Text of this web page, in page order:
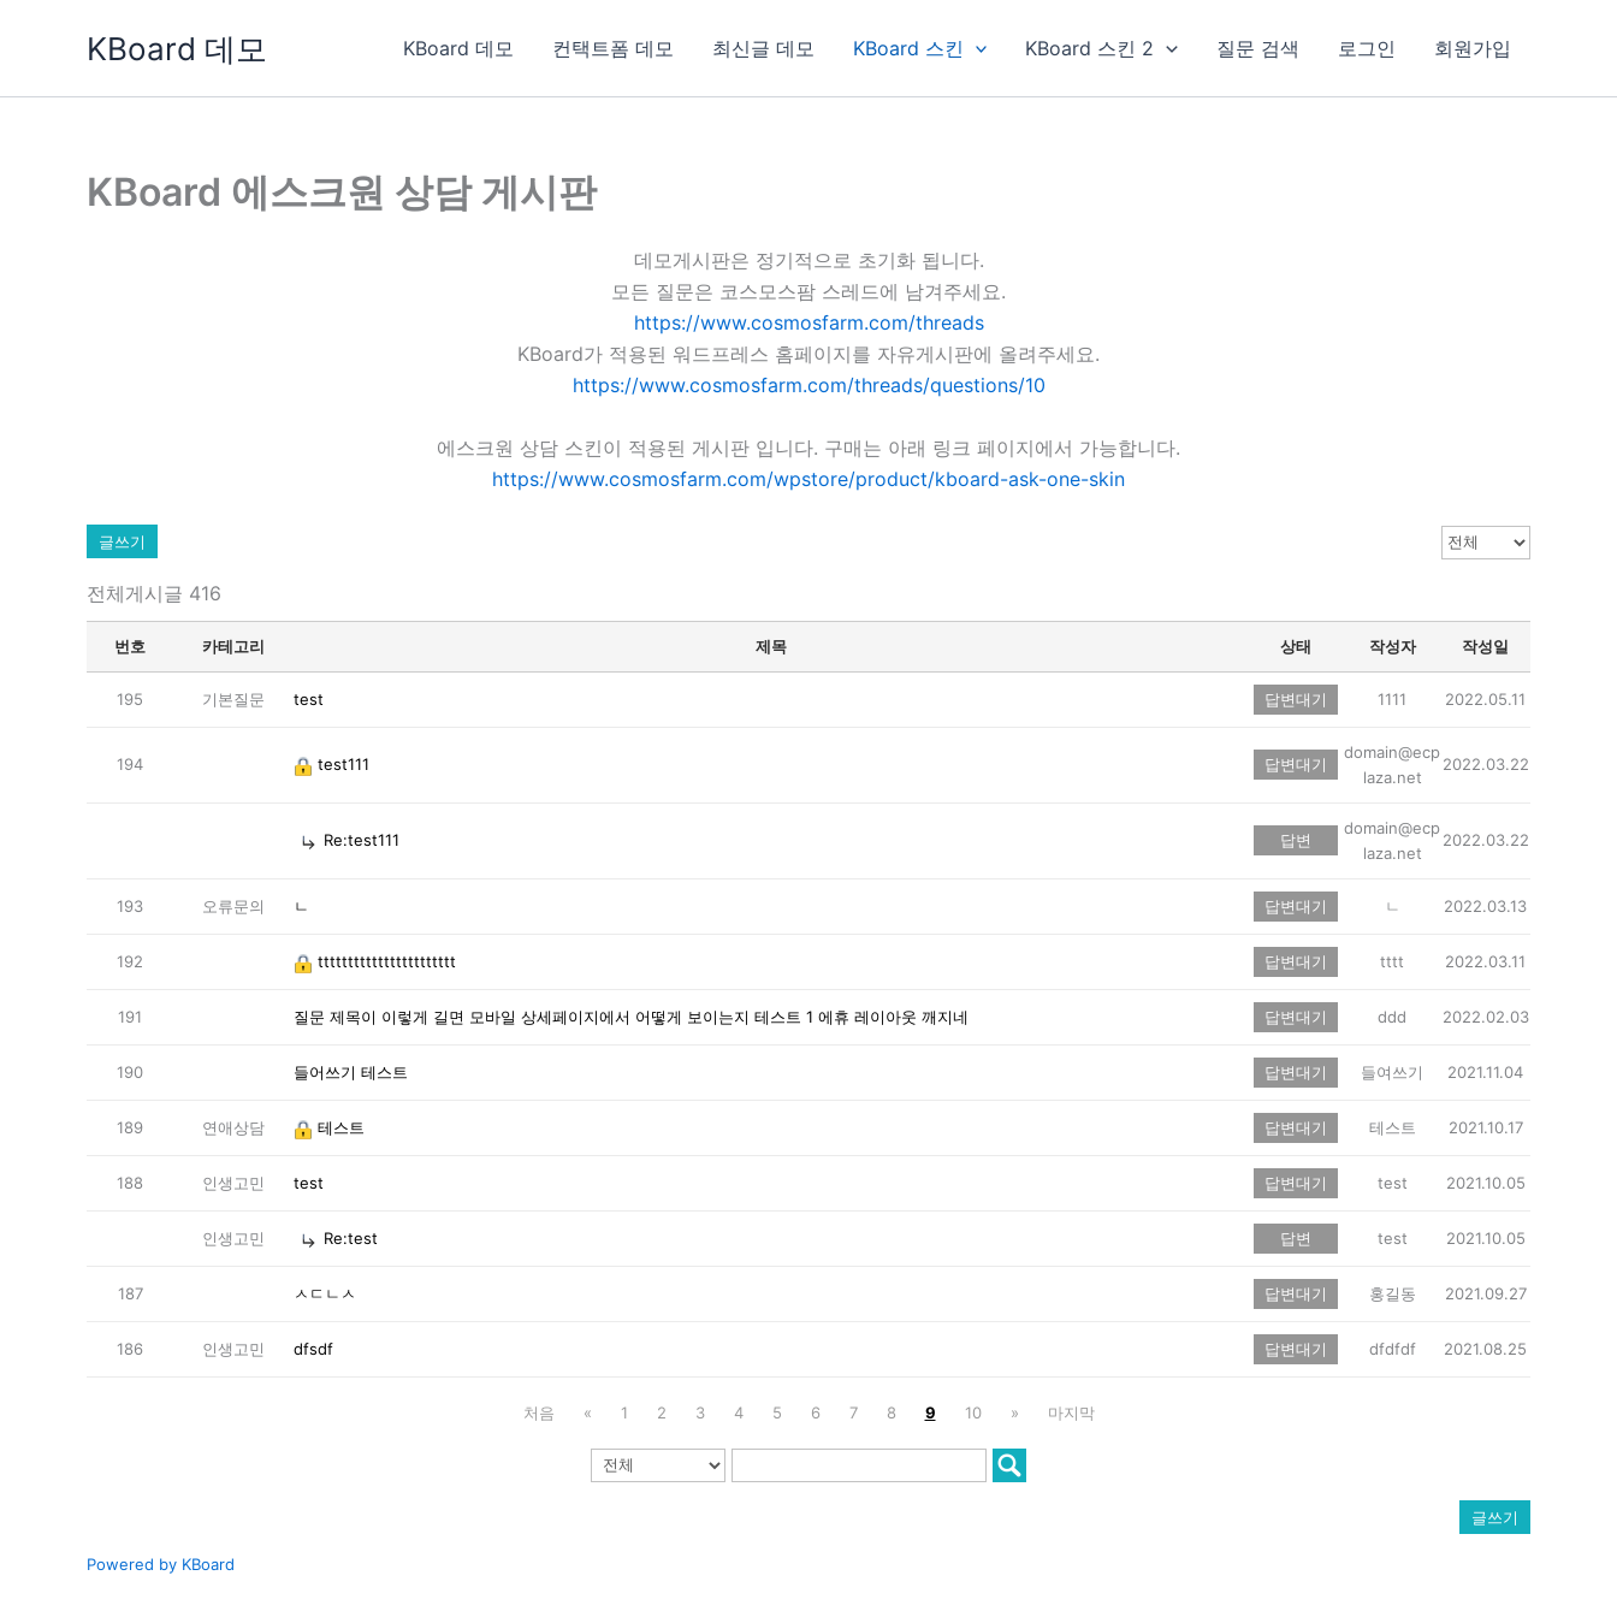
KBoard 데모 KBoard 데모 컨택트폼 데모 최신글 데모 KBoard 스킨 KBoard 스킨 2 질문 검색 로그인 회원가입
KBoard 에스크원 상담 게시판
데모게시판은 정기적으로 초기화 됩니다.
모든 질문은 코스모스팜 스레드에 남겨주세요.
https://www.cosmosfarm.com/threads
KBoard가 적용된 워드프레스 홈페이지를 자유게시판에 올려주세요.
https://www.cosmosfarm.com/threads/questions/10
에스크원 상담 스킨이 적용된 게시판 입니다. 구매는 아래 링크 페이지에서 가능합니다.
https://www.cosmosfarm.com/wpstore/product/kboard-ask-one-skin
글쓰기
전체게시글 416
번호 카테고리 제목 상태 작성자 작성일
195 기본질문 test 답변대기 1111 2022.05.11
194 test111 답변대기
domain@ecp
laza.net
2022.03.22
Re:test111 답변
domain@ecp
laza.net
2022.03.22
193 오류문의 ㄴ 답변대기 ㄴ 2022.03.13
192 ttttttttttttttttttttttt 답변대기 tttt 2022.03.11
191 질문 제목이 이렇게 길면 모바일 상세페이지에서 어떻게 보이는지 테스트 1 에휴 레이아웃 깨지네 답변대기 ddd 2022.02.03
190 들어쓰기 테스트 답변대기 들여쓰기 2021.11.04
189 연애상담 테스트 답변대기 테스트 2021.10.17
188 인생고민 test 답변대기 test 2021.10.05
인생고민 Re:test 답변 test 2021.10.05
187 ㅅㄷㄴㅅ 답변대기 홍길동 2021.09.27
186 인생고민 dfsdf 답변대기 dfdfdf 2021.08.25
처음 « 1 2 3 4 5 6 7 8 9 10 » 마지막
글쓰기
Powered by KBoard